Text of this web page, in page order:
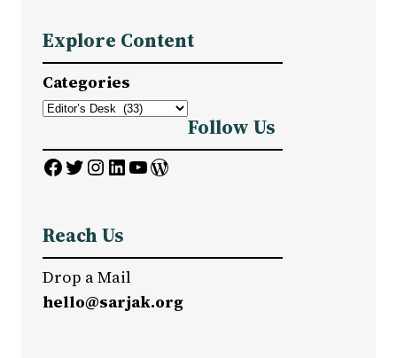
r
c
h
Explore Content
Categories
Follow Us
Facebook Twitter InstagramLinkedIn YouTube WordPress
Reach Us
Drop a Mail
hello@sarjak.org